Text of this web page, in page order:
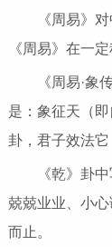
《周易》
《周易》在一
《周易·象
是：象征天（
卦，君子效法它
《乾》卦
兢兢业业、小
而止。